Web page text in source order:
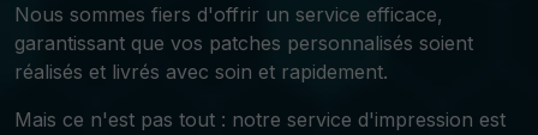
Nous sommes fiers d'offrir un service efficace,
garantissant que vos patches personnalisés soient
réalisés et livrés avec soin et rapidement.
Mais ce n'est pas tout : notre service d'impression est